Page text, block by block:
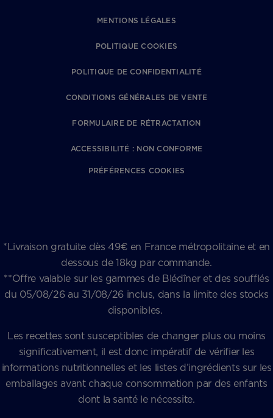
MENTIONS LÉGALES
POLITIQUE COOKIES
POLITIQUE DE CONFIDENTIALITÉ
CONDITIONS GÉNÉRALES DE VENTE
FORMULAIRE DE RÉTRACTATION
ACCESSIBILITÉ : NON CONFORME
PRÉFÉRENCES COOKIES
*Livraison gratuite dès 49€ en France métropolitaine et en
dessous de 18kg par commande.
**Offre valable sur les gammes de Blédîner et des soufflés
du 05/08/26 au 31/08/26 inclus, dans la limite des stocks
disponibles.
Les recettes sont susceptibles de changer plus ou moins
significativement, il est donc impératif de vérifier les
informations nutritionnelles et les listes d’ingrédients sur les
emballages avant chaque consommation par des enfants
dont la santé le nécessite.